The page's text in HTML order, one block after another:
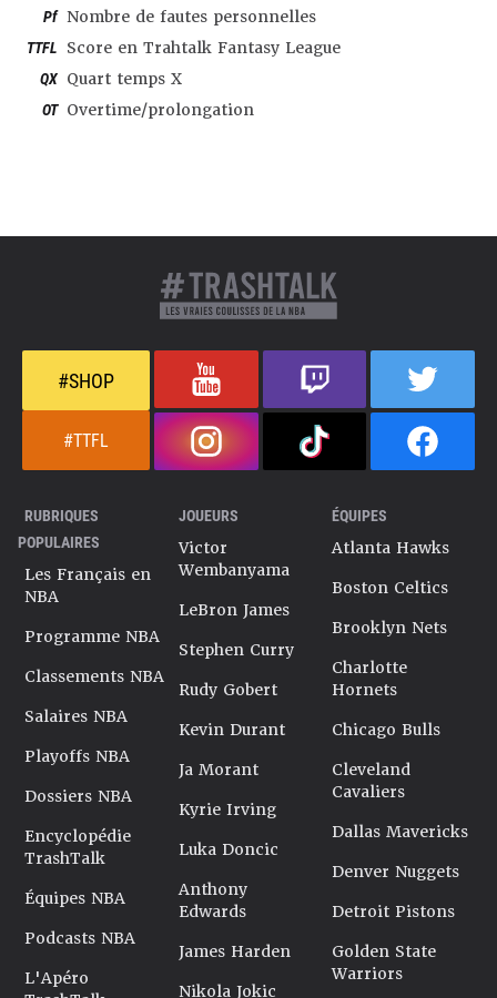
Pf Nombre de fautes personnelles
TTFL Score en Trahtalk Fantasy League
QX Quart temps X
OT Overtime/prolongation
#SHOP
#TTFL
RUBRIQUES
POPULAIRES
Les Français en
NBA
Programme NBA
Classements NBA
Salaires NBA
Playoffs NBA
Dossiers NBA
Encyclopédie
TrashTalk
Équipes NBA
Podcasts NBA
L'Apéro
JOUEURS
Victor
Wembanyama
LeBron James
Stephen Curry
Rudy Gobert
Kevin Durant
Ja Morant
Kyrie Irving
Luka Doncic
Anthony
Edwards
James Harden
Nikola Jokic
ÉQUIPES
Atlanta Hawks
Boston Celtics
Brooklyn Nets
Charlotte
Hornets
Chicago Bulls
Cleveland
Cavaliers
Dallas Mavericks
Denver Nuggets
Detroit Pistons
Golden State
Warriors